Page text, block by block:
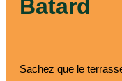
Batard
Sachez que le